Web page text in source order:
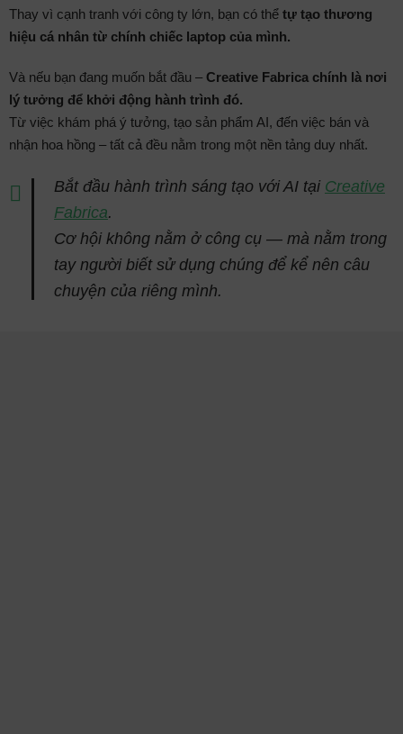
Thay vì cạnh tranh với công ty lớn, bạn có thể tự tạo thương
hiệu cá nhân từ chính chiếc laptop của mình.
Và nếu bạn đang muốn bắt đầu – Creative Fabrica chính là nơi
lý tưởng để khởi động hành trình đó.
Từ việc khám phá ý tưởng, tạo sản phẩm AI, đến việc bán và
nhận hoa hồng – tất cả đều nằm trong một nền tảng duy nhất.
Bắt đầu hành trình sáng tạo với AI tại Creative
Fabrica.
Cơ hội không nằm ở công cụ — mà nằm trong
tay người biết sử dụng chúng để kể nên câu
chuyện của riêng mình.